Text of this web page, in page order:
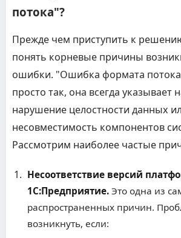
потока"?
Прежде чем приступить к
понять корневые причины
ошибки. "Ошибка формата
просто так, она всегда указывает
нарушение целостности данных
несовместимость компонентов
Рассмотрим наиболее частые
Несоответствие версий
1С:Предприятие. Это одна из
распространенных причин.
возникнуть, если: